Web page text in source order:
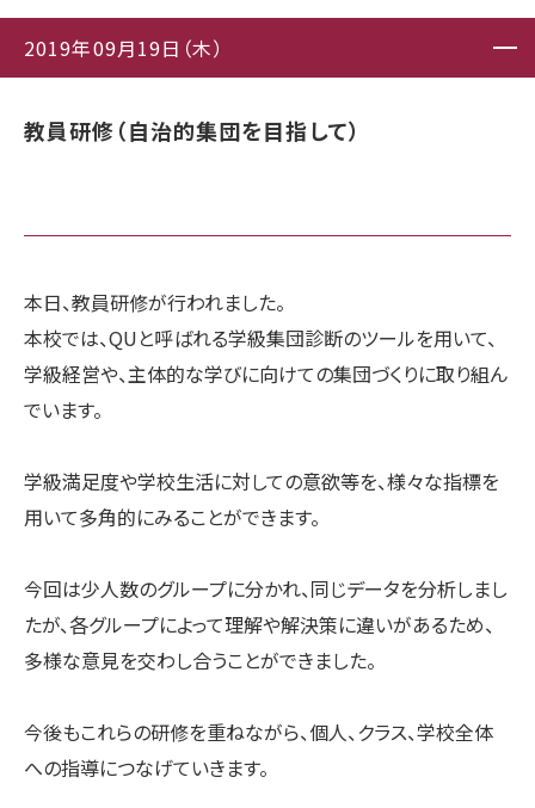
2019年09月19日（木）
教員研修（自治的集団を目指して）
本日、教員研修が行われました。
本校では、QUと呼ばれる学級集団診断のツールを用いて、
学級経営や、主体的な学びに向けての集団づくりに取り組ん
でいます。
学級満足度や学校生活に対しての意欲等を、様々な指標を
用いて多角的にみることができます。
今回は少人数のグループに分かれ、同じデータを分析しまし
たが、各グループによって理解や解決策に違いがあるため、
多様な意見を交わし合うことができました。
今後もこれらの研修を重ねながら、個人、クラス、学校全体
への指導につなげていきます。